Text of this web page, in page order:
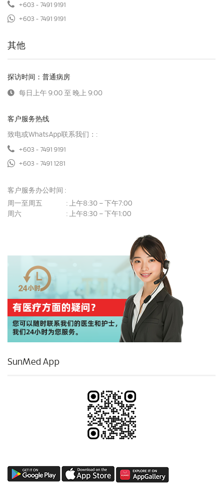
+603 - 7491 9191
+603 - 7491 9191
其他
探访时间：普通病房
每日上午 9:00 至 晚上 9:00
客户服务热线
致电或WhatsApp联系我们：:
+603 - 7491 9191
+603 - 7491 1281
客户服务办公时间 :
周一至周五
: 上午8:30 – 下午7:00
周六
: 上午8:30 – 下午1:00
SunMed App